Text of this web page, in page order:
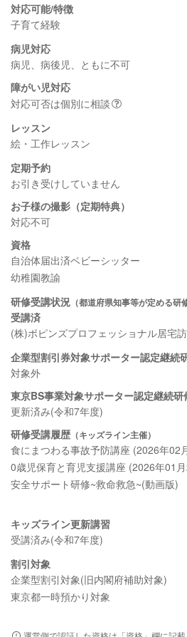
対応可能/特徴
子育て経験
病児対応
病児、病後児、ともに不可
障がい児対応
対応可否は個別に相談
レッスン
絵・工作レッスン
定期予約
お引き受けしていません
お子様の撮影（定期特典）
対応不可
資格
自治体届出済ベビーシッター
幼稚園教諭
研修受講状況 （都道府県知事等が定める研
受講済
(株)ポピンズプロフェッショナル居宅
企業型割引券対象サポーター認定継続
対象外
東京BS事業対象サポーター認定継続研
更新済み(令和7年度)
研修受講履歴 （キッズライン主催）
食にまつわる事故予防講座 (2026年02
0歳児保育と育児支援講座 (2026年01
安全サポート研修~救命救急~(動画版)
キッズライン更新講習
受講済み(令和7年度)
割引対象
企業型割引対象(旧内閣府補助対象)
東京都一時預かり対象